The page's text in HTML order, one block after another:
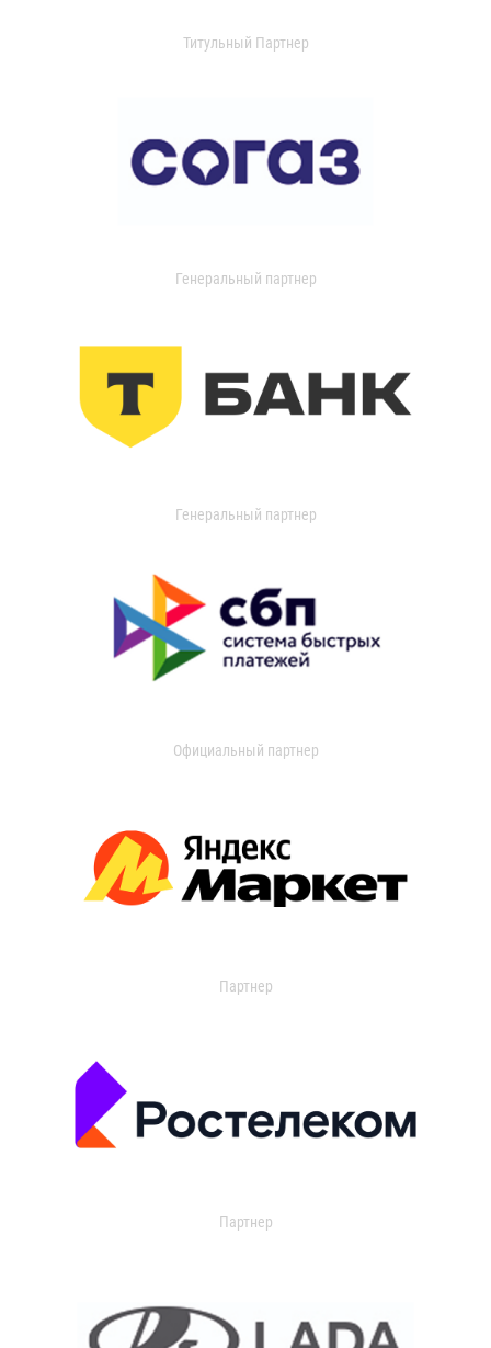
Титульный Партнер
Генеральный партнер
Генеральный партнер
Официальный партнер
Партнер
Партнер